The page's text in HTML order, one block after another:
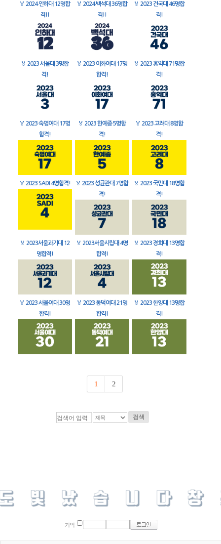
🏅 2024 인하대 12명합
격!!
🏅 2024 백석대 36명합
격!!
🏅 2023 건국대 46명합
격!
🏅 2023 서울대 3명합
격!
🏅 2023 이화여대 17명
합격!
🏅 2023 홍익대 71명합
격!
🏅 2023 숙명여대 17명
합격!
🏅 2023 한예종 5명합
격!
🏅 2023 고려대 8명합
격!
🏅 2023 SADI 4명합격! 🏅 2023 성균관대 7명합
격!
🏅 2023 국민대 18명합
격!
🏅 2023서울과기대 12
명합격!
🏅 2023서울시립대 4명
합격!
🏅 2023 경희대 13명합
격!
🏅 2023 서울여대 30명
합격!
🏅 2023 동덕여대 21명
합격!
🏅 2023 한양대 13명합
격!
1 2
검색
기억